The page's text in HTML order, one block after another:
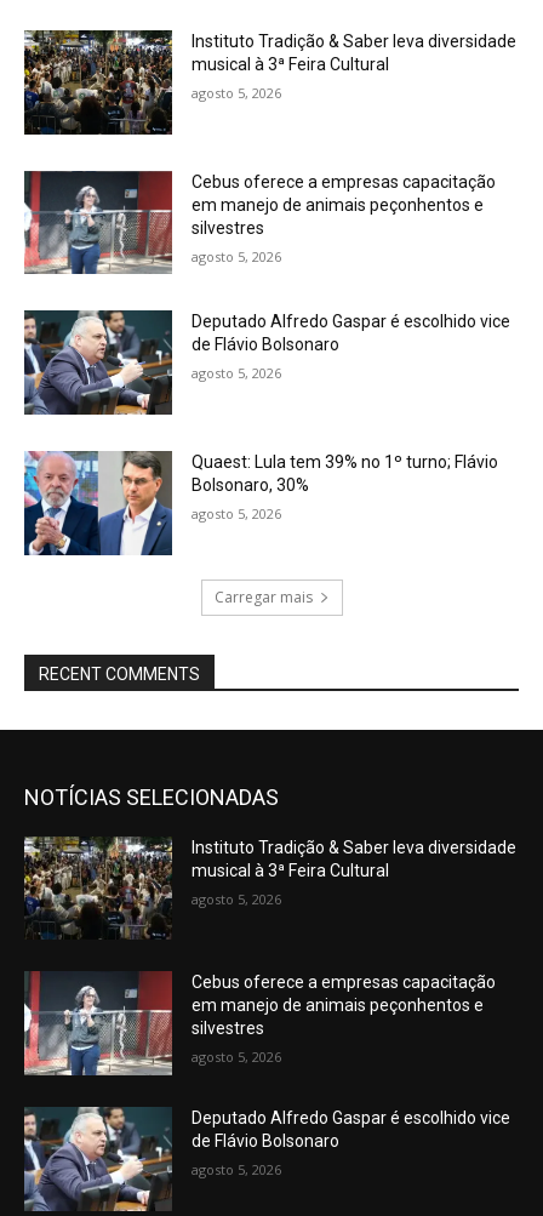
Instituto Tradição & Saber leva diversidade
musical à 3ª Feira Cultural
agosto 5, 2026
Cebus oferece a empresas capacitação
em manejo de animais peçonhentos e
silvestres
agosto 5, 2026
Deputado Alfredo Gaspar é escolhido vice
de Flávio Bolsonaro
agosto 5, 2026
Quaest: Lula tem 39% no 1º turno; Flávio
Bolsonaro, 30%
agosto 5, 2026
Carregar mais
RECENT COMMENTS
NOTÍCIAS SELECIONADAS
Instituto Tradição & Saber leva diversidade
musical à 3ª Feira Cultural
agosto 5, 2026
Cebus oferece a empresas capacitação
em manejo de animais peçonhentos e
silvestres
agosto 5, 2026
Deputado Alfredo Gaspar é escolhido vice
de Flávio Bolsonaro
agosto 5, 2026